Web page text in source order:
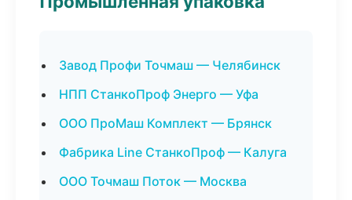
Завод Профи Точмаш — Челябинск
НПП СтанкоПроф Энерго — Уфа
ООО ПроМаш Комплект — Брянск
Фабрика Line СтанкоПроф — Калуга
ООО Точмаш Поток — Москва